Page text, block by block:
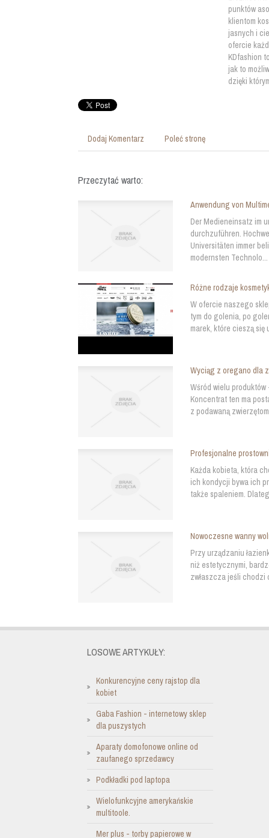
punktów
klientom
jasnych i
ofercie
KDfashion
jak to
dzięki
Dodaj Komentarz Poleć stronę
Przeczytać warto:
Anwendung von
Der Medieneinsatz im
durchzuführen.
Universitäten immer
modernsten Technolo...
Różne rodzaje
W ofercie naszego
tym do golenia, po
marek, które cieszą
Wyciąg z oregano dla
Wśród wielu
Koncentrat ten ma
z podawaną
Profesjonalne
Każda kobieta, która
ich kondycji bywa ich
także spaleniem.
Nowoczesne wanny
Przy urządzaniu
niż estetycznymi,
zwłaszcza jeśli chodzi
LOSOWE ARTYKUŁY:
Konkurencyjne ceny rajstop dla
kobiet
Gaba Fashion - internetowy sklep
dla puszystych
Aparaty domofonowe online od
zaufanego sprzedawcy
Podkładki pod laptopa
Wielofunkcyjne amerykańskie
multitoole.
Mer plus - torby papierowe w